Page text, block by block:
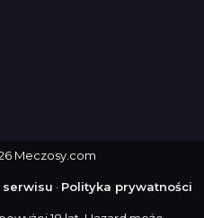
Meczosy.com
serwisu · Polityka prywatności